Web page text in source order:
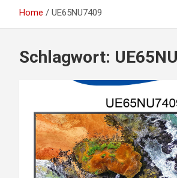
Home UE65NU7409
Schlagwort: